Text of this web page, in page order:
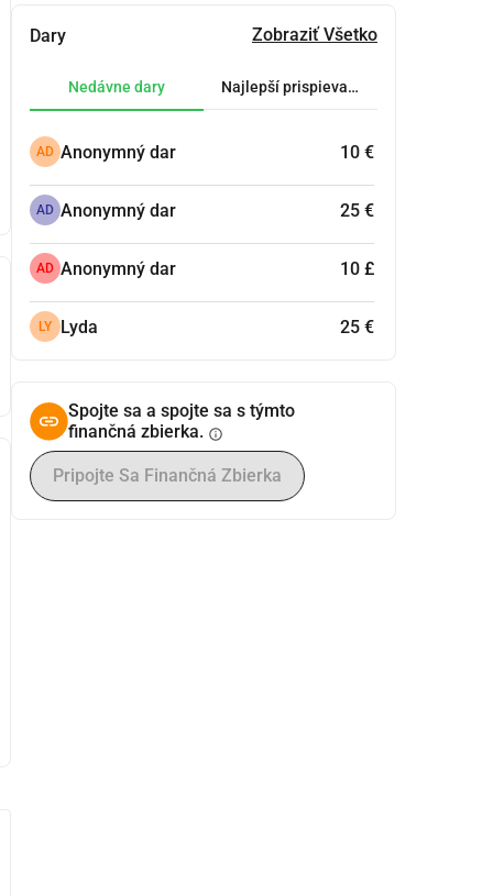
Dary Zobraziť Všetko
Nedávne dary Najlepší prispievatelia.
AD Anonymný dar 10 €
AD Anonymný dar 25 €
AD Anonymný dar 10 £
LY Lyda 25 €
Spojte sa a spojte sa s týmto
finančná zbierka. info
Pripojte Sa Finančná Zbierka